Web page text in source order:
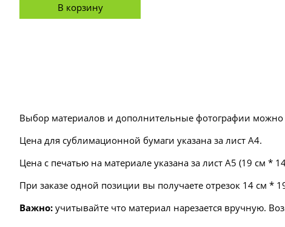
В корзину
Выбор материалов и дополнительные фотографии
Цена для сублимационной бумаги указана за лист А4.
Цена с печатью на материале указана за лист А5 (19 см *
При заказе одной позиции вы получаете отрезок 14 см *
Важно: учитывайте что материал нарезается вручную.